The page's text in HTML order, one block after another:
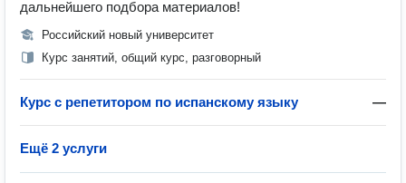
дальнейшего подбора материалов!
Российский новый университет
Курс занятий, общий курс, разговорный
Курс с репетитором по испанскому языку —
Ещё 2 услуги